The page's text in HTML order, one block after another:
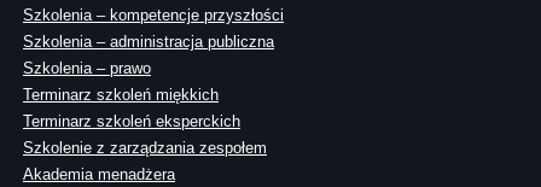
Szkolenia – kompetencje przyszłości
Szkolenia – administracja publiczna
Szkolenia – prawo
Terminarz szkoleń miękkich
Terminarz szkoleń eksperckich
Szkolenie z zarządzania zespołem
Akademia menadżera